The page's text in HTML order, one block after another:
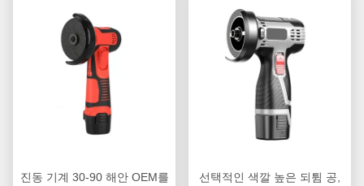
진동 기계 30-90 해안 OEM를
선택적인 색깔 높은 되튐 공,